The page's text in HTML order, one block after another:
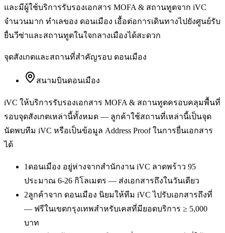
และมีผู้ใช้บริการรับรองเอกสาร MOFA & สถานทูตจาก iVC
จำนวนมาก ทำเลของ ดอนเมือง เอื้อต่อการเดินทางไปยังศูนย์รับ
ยื่นวีซ่าและสถานทูตในใจกลางเมืองได้สะดวก
จุดสังเกตและสถานที่สำคัญรอบ ดอนเมือง
สนามบินดอนเมือง
iVC ให้บริการรับรองเอกสาร MOFA & สถานทูตครอบคลุมพื้นที่
รอบจุดสังเกตเหล่านี้ทั้งหมด — ลูกค้าใช้สถานที่เหล่านี้เป็นจุด
นัดพบทีม iVC หรือเป็นข้อมูล Address Proof ในการยื่นเอกสาร
ได้
1ดอนเมือง อยู่ห่างจากสำนักงาน iVC ลาดพร้าว 95
ประมาณ 6-26 กิโลเมตร — ส่งเอกสารถึงในวันเดียว
2ลูกค้าจาก ดอนเมือง นิยมให้ทีม iVC ไปรับเอกสารถึงที่
— ฟรีในเขตกรุงเทพสำหรับเคสที่มียอดบริการ ≥ 5,000
บาท